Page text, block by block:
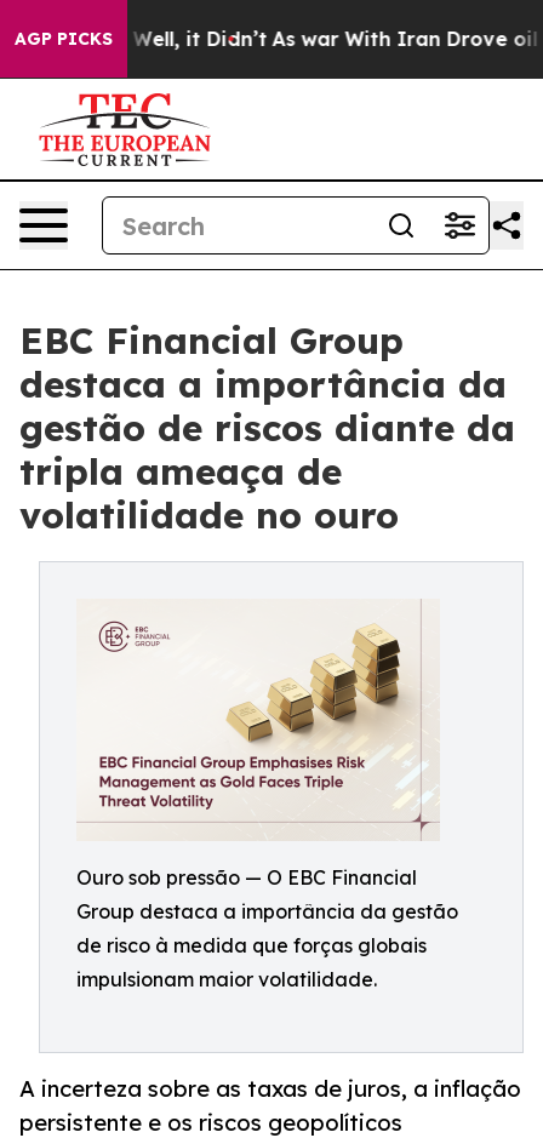
AGP PICKS
Well, it Didn’t As war With Iran Drove oil Prices
EBC Financial Group
destaca a importância da
gestão de riscos diante da
tripla ameaça de
volatilidade no ouro
Ouro sob pressão — O EBC Financial
Group destaca a importância da gestão
de risco à medida que forças globais
impulsionam maior volatilidade.
A incerteza sobre as taxas de juros, a inflação
persistente e os riscos geopolíticos